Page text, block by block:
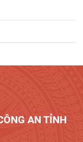
AN TỈNH